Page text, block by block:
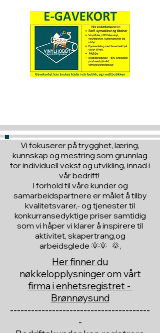
Vi fokuserer på trygghet, læring,
kunnskap og mestring som grunnlag
for individuell vekst og utvikling, innad i
vår bedrift!
I forhold til våre kunder og
samarbeidspartnere er målet å tilby
kvalitetsvarer,- og tjenester til
konkurransedyktige priser samtidig
som vi håper vi klarer å inspirere til
aktivitet, skapertrang,og
arbeidsglede 🌞🌞 🌞,
Her finner du
nøkkelopplysninger om vårt
firma i enhetsregistret -
Brønnøysund
----------------------------------------
-